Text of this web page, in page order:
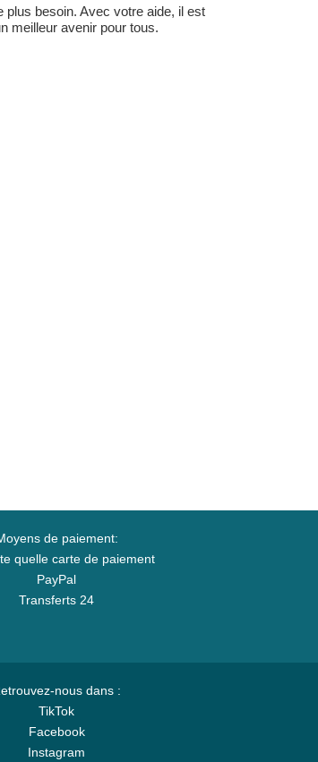
plus besoin. Avec votre aide, il est
meilleur avenir pour tous.
de paiement:
quelle carte de paiement
PayPal
Transferts 24
nous dans :
TikTok
Facebook
Instagram